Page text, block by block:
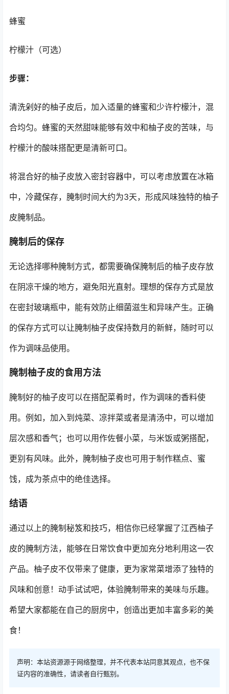
蜂蜜
柠檬汁（可选）
步骤：
清洗剁好的柚子皮后，加入适量的蜂蜜和少许柠檬汁，混
合均匀。蜂蜜的天然甜味能够有效中和柚子皮的苦味，与
柠檬汁的酸味搭配更是清新可口。
将混合好的柚子皮放入密封容器中，可以考虑放置在冰箱
中，冷藏保存，腌制时间大约为3天，形成风味独特的柚子
皮腌制品。
腌制后的保存
无论选择哪种腌制方式，都需要确保腌制后的柚子皮存放
在阴凉干燥的地方，避免阳光直射。理想的保存方式是放
在密封玻璃瓶中，能有效防止细菌滋生和异味产生。正确
的保存方式可以让腌制柚子皮保持数月的新鲜，随时可以
作为调味品使用。
腌制柚子皮的食用方法
腌制好的柚子皮可以在搭配菜肴时，作为调味的香料使
用。例如，加入到炖菜、凉拌菜或者是清汤中，可以增加
层次感和香气；也可以用作佐餐小菜，与米饭或粥搭配，
更别有风味。此外，腌制柚子皮也可用于制作糕点、蜜
饯，成为茶点中的绝佳选择。
结语
通过以上的腌制秘笈和技巧，相信你已经掌握了江西柚子
皮的腌制方法，能够在日常饮食中更加充分地利用这一农
产品。柚子皮不仅带来了健康，更为家常菜增添了独特的
风味和创意！动手试试吧，体验腌制带来的美味与乐趣。
希望大家都能在自己的厨房中，创造出更加丰富多彩的美
食！
声明：本站资源源于网络整理，并不代表本站同意其观点，也不保
证内容的准确性，请读者自行甄别。